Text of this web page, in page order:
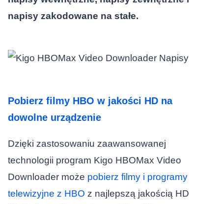
napisy zakodowane na stałe.
Pobierz filmy HBO w jakości HD na
dowolne urządzenie
Dzięki zastosowaniu zaawansowanej
technologii program Kigo HBOMax Video
Downloader może pobierz filmy i programy
telewizyjne z HBO z najlepszą jakością HD